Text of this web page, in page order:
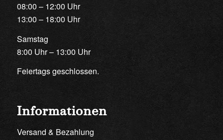
08:00 – 12:00 Uhr
13:00 – 18:00 Uhr
Samstag
8:00 Uhr – 13:00 Uhr
Feiertags geschlossen.
Informationen
Versand & Bezahlung